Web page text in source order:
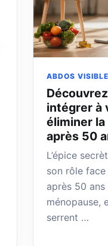
ABDOS
intégrer à
éliminer
après 50
L’épice
son rôle
après 50
ménopause,
serrent …